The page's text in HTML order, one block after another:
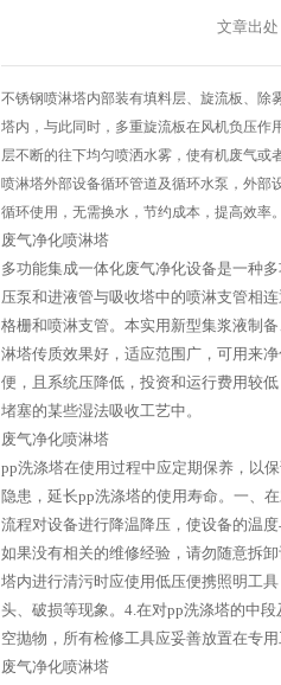
文章出
不锈钢喷淋塔内部装有填料层、旋流板、除
塔内，与此同时，多重旋流板在风机负压作
层不断的往下均匀喷洒水雾，使有机废气或
喷淋塔外部设备循环管道及循环水泵，外部
循环使用，无需换水，节约成本，提高效率。
废气净化喷淋塔
多功能集成一体化废气净化设备是一种
压泵和进液管与吸收塔中的喷淋支管相
格栅和喷淋支管。本实用新型集浆液制
淋塔传质效果好，适应范围广，可用来
便，且系统压降低，投资和运行费用较
堵塞的某些湿法吸收工艺中。
废气净化喷淋塔
pp洗涤塔在使用过程中应定期保养，以
隐患，延长pp洗涤塔的使用寿命。一、
流程对设备进行降温降压，使设备的温
如果没有相关的维修经验，请勿随意拆
塔内进行清污时应使用低压便携照明工
头、破损等现象。4.在对pp洗涤塔的中
空抛物，所有检修工具应妥善放置在专
废气净化喷淋塔